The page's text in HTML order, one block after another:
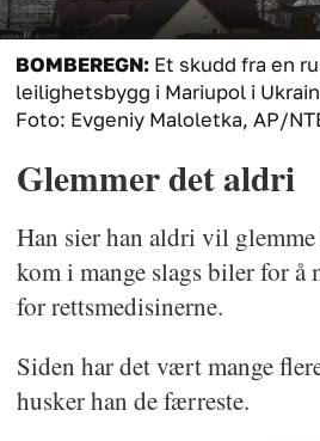
BOMBEREGN: Et skudd fra en
leilighetsbygg i Mariupol i
Foto: Evgeniy Maloletka, AP/
Glemmer det aldri
Han sier han aldri vil
kom i mange slags biler for å
for rettsmedisinerne.
Siden har det vært mange
husker han de færreste.